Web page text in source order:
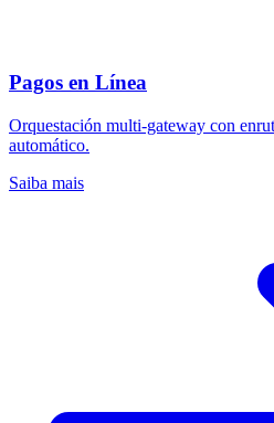
Pagos en Línea
Orquestación multi-gateway con
automático.
Saiba mais